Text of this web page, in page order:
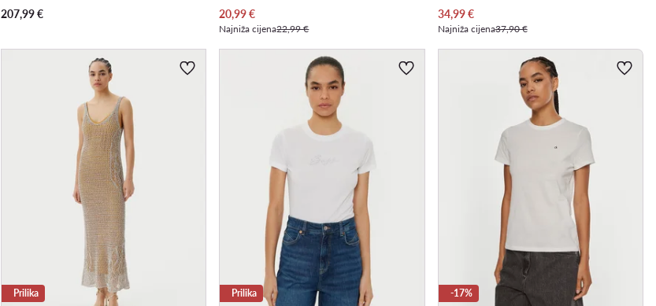
207,99€
Trenutna cijena
20,99€
Najniža cijena22,99 €
Trenutna cijena
34,99€
Najniža cijena37,90 €
Prilika Prilika -17%